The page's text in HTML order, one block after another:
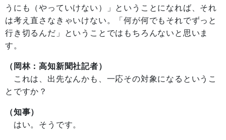
うにも（やっていけない）」ということになれば、それ
は考え直さなきゃいけない。「何が何でもそれでずっと
行き切るんだ」ということではもちろんないと思いま
す。
（岡林：高知新聞社記者）
これは、出先なんかも、一応その対象になるというこ
とですか？
（知事）
はい。そうです。